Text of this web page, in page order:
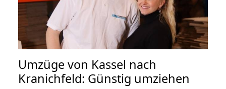
Umzüge von Kassel nach
Kranichfeld: Günstig umziehen